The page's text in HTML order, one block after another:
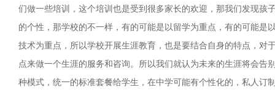
们做一些培训，这个培训也是受到很多家长的欢迎，那我们发现孩
的个性，那学校的不一样，有的可能是以留学为重点，有的可能是
技术为重点，所以学校开展生涯教育，也是要结合自身的特点，对
点来做一个生涯的服务和咨询。所以我们就认为未来的生涯将会告
种模式，统一的标准套餐给学生，在中学可能有个性化的，私人订